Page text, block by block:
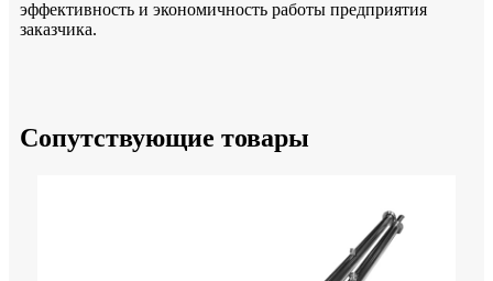
эффективность и экономичность работы предприятия
заказчика.
Сопутствующие товары